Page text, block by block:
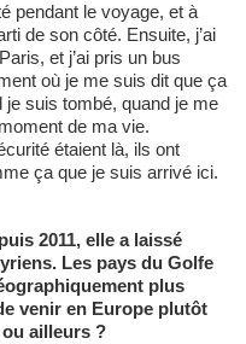
de son côté. Ensuite, j’ai
et j’ai pris un bus
où je me suis dit que ça
je suis tombé, quand je me
de ma vie.
étaient là, ils ont
ça que je suis arrivé ici.
Les pays du Golfe
plus
venir en Europe plutôt
ailleurs ?